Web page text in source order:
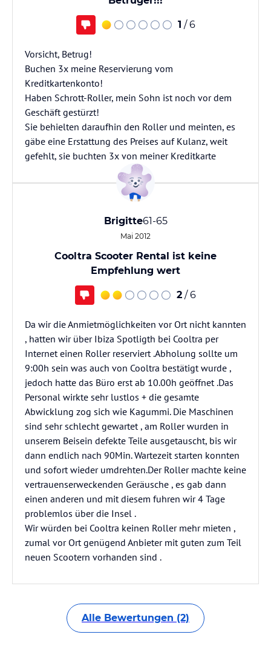
1 / 6
Vorsicht, Betrug!
Buchen 3x meine Reservierung vom
Kreditkartenkonto!
Haben Schrott-Roller, mein Sohn ist noch vor dem
Geschäft gestürzt!
Sie behielten daraufhin den Roller und meinten, es
gäbe eine Erstattung des Preises auf Kulanz, weit
gefehlt, sie buchten 3x von meiner Kreditkarte
Brigitte61-65
Mai 2012
Cooltra Scooter Rental ist keine
Empfehlung wert
2 / 6
Da wir die Anmietmöglichkeiten vor Ort nicht kannten
, hatten wir über Ibiza Spotligth bei Cooltra per
Internet einen Roller reserviert .Abholung sollte um
9:00h sein was auch von Cooltra bestätigt wurde ,
jedoch hatte das Büro erst ab 10.00h geöffnet .Das
Personal wirkte sehr lustlos + die gesamte
Abwicklung zog sich wie Kagummi. Die Maschinen
sind sehr schlecht gewartet , am Roller wurden in
unserem Beisein defekte Teile ausgetauscht, bis wir
dann endlich nach 90Min. Wartezeit starten konnten
und sofort wieder umdrehten.Der Roller machte keine
vertrauenserweckenden Geräusche , es gab dann
einen anderen und mit diesem fuhren wir 4 Tage
problemlos über die Insel .
Wir würden bei Cooltra keinen Roller mehr mieten ,
zumal vor Ort genügend Anbieter mit guten zum Teil
neuen Scootern vorhanden sind .
Alle Bewertungen (2)